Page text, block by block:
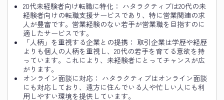
20代未経験者向け転職に特化： ハタラクティブは20代の未
経験者向けの転職支援サービスであり、特に営業関連の求
人が豊富です。営業経験のない若手が営業職を目指すのに
適したサービスです。
「人柄」を重視する企業との提携： 取引企業は学歴や経歴
よりも個人の人柄を重視し、20代の若手を育てる意欲を持
っています。これにより、未経験者にとってチャンスが広
がります。
オンライン面談に対応： ハタラクティブはオンライン面談
にも対応しており、遠方に住んでいる人や忙しい人にも利
用しやすい環境を提供しています。